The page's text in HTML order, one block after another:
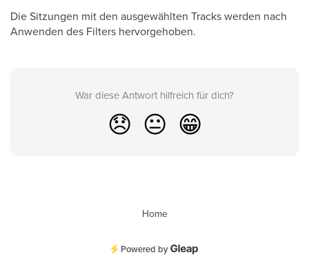
Die Sitzungen mit den ausgewählten Tracks werden nach
Anwenden des Filters hervorgehoben.
War diese Antwort hilfreich für dich?
😞 😐 😁
Home
Powered by